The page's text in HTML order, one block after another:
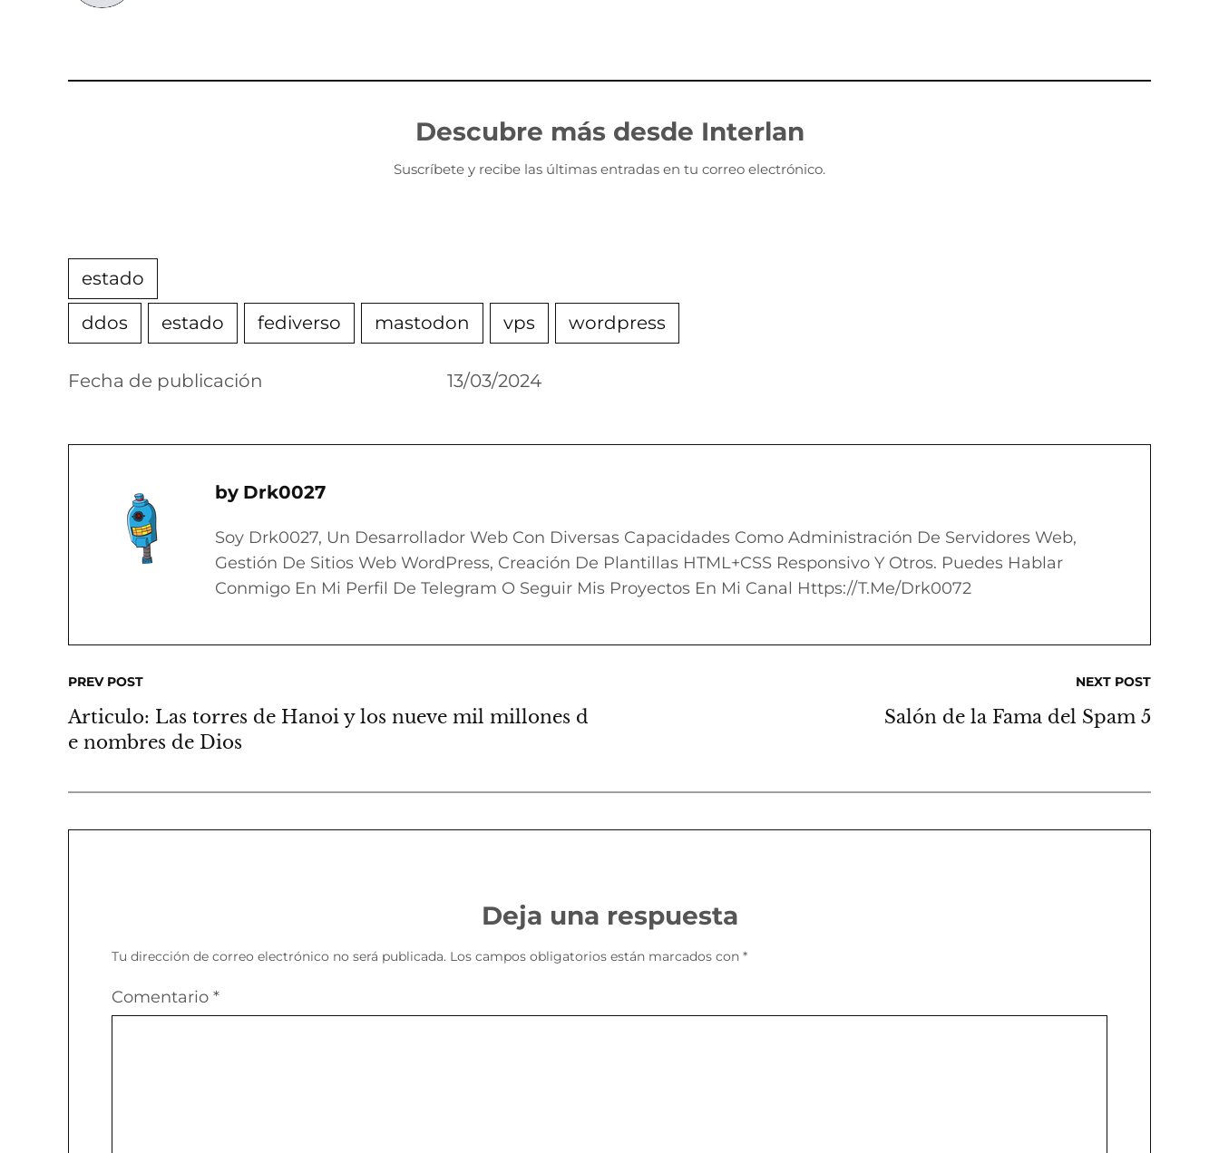
Descubre más desde Interlan
Suscríbete y recibe las últimas entradas en tu correo electrónico.
estado
ddos estado fediverso mastodon vps wordpress
Fecha de publicación 13/03/2024
Drk0027
Soy Drk0027, Un Desarrollador Web Con Diversas Capacidades Como Administración De Servidores Web,
Gestión De Sitios Web WordPress, Creación De Plantillas HTML+CSS Responsivo Y Otros. Puedes Hablar
Conmigo En Mi Perfil De Telegram O Seguir Mis Proyectos En Mi Canal Https://t.me/drk0072
PREV POST
Articulo: Las torres de Hanoi y los nueve mil millones d
e nombres de Dios
NEXT POST
Salón de la Fama del Spam 5
Deja una respuesta
Tu dirección de correo electrónico no será publicada. Los campos obligatorios están marcados con*
Comentario*